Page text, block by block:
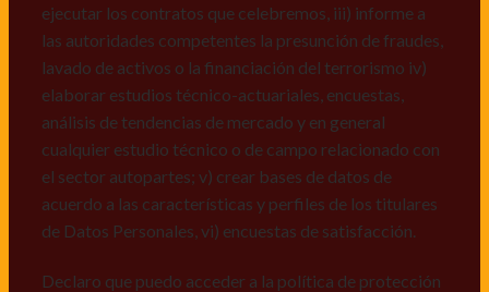
Declaro que puedo acceder a la política de protección
de datos personales de Derco en la
direcciónwww.autoplanet.com.co, igualmente,
manifiesto que he sido informado sobre mis derechos
a conocer, actualizar, rectificar, suprimir, solicitar
prueba: i) de autorización y ii) finalidad, presentar
quejas y/o reclamos en canales de
atención: servicioalcliente@derco.com.coy en
responsables, para que efectúen el tratamiento de mis
ejecutar los contratos que celebremos, iii) informe a
las autoridades competentes la presunción de fraudes,
lavado de activos o la financiación del terrorismo iv)
elaborar estudios técnico-actuariales, encuestas,
análisis de tendencias de mercado y en general
cualquier estudio técnico o de campo relacionado con
el sector autopartes; v) crear bases de datos de
acuerdo a las características y perfiles de los titulares
de Datos Personales, vi) encuestas de satisfacción.
Declaro que puedo acceder a la política de protección